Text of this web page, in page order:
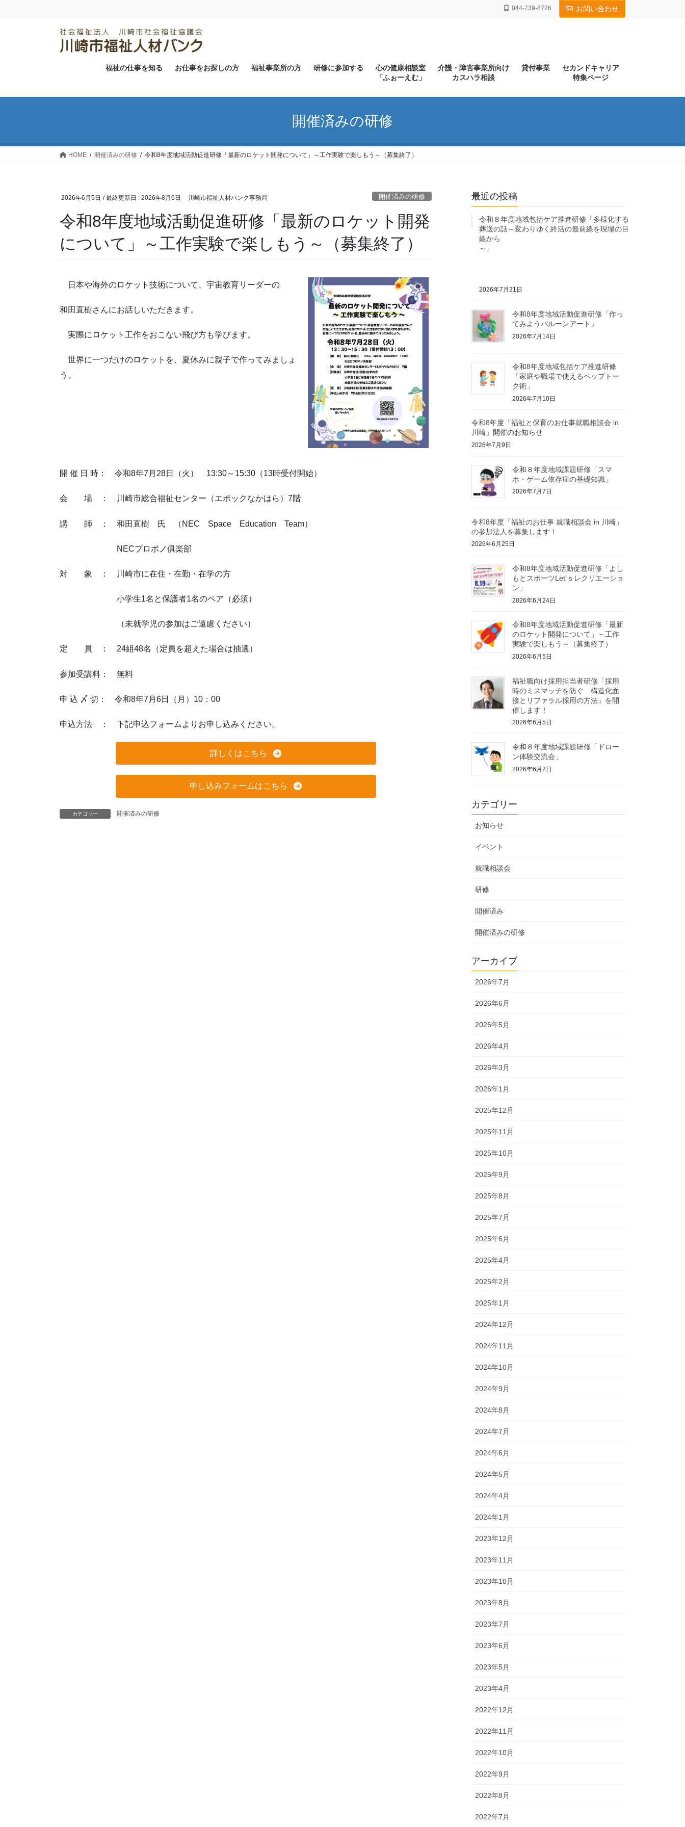
044-739-8726 お問い合わせ
福祉の仕事を知る お仕事をお探しの方 福祉事業所の方 研修に参加する
心の健康相談室
「ふぉーえむ」
介護・障害事業所向け
カスハラ相談
貸付事業
セカンドキャリア
特集ページ
開催済みの研修
HOME 開催済みの研修 令和8年度地域活動促進研修「最新のロケット開発について」～工作実験で楽しもう～（募集終了）
2026年6月5日 / 最終更新日 : 2026年8月6日 川崎市福祉人材バンク事務局 開催済みの研修
令和8年度地域活動促進研修「最新のロケット開発
について」～工作実験で楽しもう～（募集終了）
日本や海外のロケット技術について、宇宙教育リーダーの
和田直樹さんにお話しいただきます。
実際にロケット工作をおこない飛び方も学びます。
世界に一つだけのロケットを、夏休みに親子で作ってみましょ
う。
開 催 日 時： 令和8年7月28日（火） 13:30～15:30（13時受付開始）
会 場 ： 川崎市総合福祉センター（エポックなかはら）7階
講 師 ： 和田直樹 氏 （NEC Space Education Team）
NECプロボノ俱楽部
対 象 ： 川崎市に在住・在勤・在学の方
小学生1名と保護者1名のペア（必須）
（未就学児の参加はご遠慮ください）
定 員 ： 24組48名（定員を超えた場合は抽選）
参加受講料： 無料
申 込 〆 切： 令和8年7月6日（月）10：00
申込方法 ： 下記申込フォームよりお申し込みください。
詳しくはこちら
申し込みフォームはこちら
カテゴリー 開催済みの研修
最近の投稿
令和８年度地域包括ケア推進研修「多様化する
葬送の話～変わりゆく終活の最前線を現場の目
線から
～」
2026年7月31日
令和8年度地域活動促進研修「作っ
てみようバルーンアート」
2026年7月14日
令和8年度地域包括ケア推進研修
「家庭や職場で使えるペップトー
ク術」
2026年7月10日
令和8年度「福祉と保育のお仕事就職相談会 in
川崎」開催のお知らせ
2026年7月9日
令和８年度地域課題研修「スマ
ホ・ゲーム依存症の基礎知識」
2026年7月7日
令和8年度「福祉のお仕事 就職相談会 in 川崎」
の参加法人を募集します！
2026年6月25日
令和8年度地域活動促進研修「よし
もとスポーツLet’ｓレクリエーショ
ン」
2026年6月24日
令和8年度地域活動促進研修「最新
のロケット開発について」～工作
実験で楽しもう～（募集終了）
2026年6月5日
福祉職向け採用担当者研修「採用
時のミスマッチを防ぐ 構造化面
接とリファラル採用の方法」を開
催します！
2026年6月5日
令和８年度地域課題研修「ドロー
ン体験交流会」
2026年6月2日
カテゴリー
お知らせ
イベント
就職相談会
研修
開催済み
開催済みの研修
アーカイブ
2026年7月
2026年6月
2026年5月
2026年4月
2026年3月
2026年1月
2025年12月
2025年11月
2025年10月
2025年9月
2025年8月
2025年7月
2025年6月
2025年4月
2025年2月
2025年1月
2024年12月
2024年11月
2024年10月
2024年9月
2024年8月
2024年7月
2024年6月
2024年5月
2024年4月
2024年1月
2023年12月
2023年11月
2023年10月
2023年8月
2023年7月
2023年6月
2023年5月
2023年4月
2022年12月
2022年11月
2022年10月
2022年9月
2022年8月
2022年7月